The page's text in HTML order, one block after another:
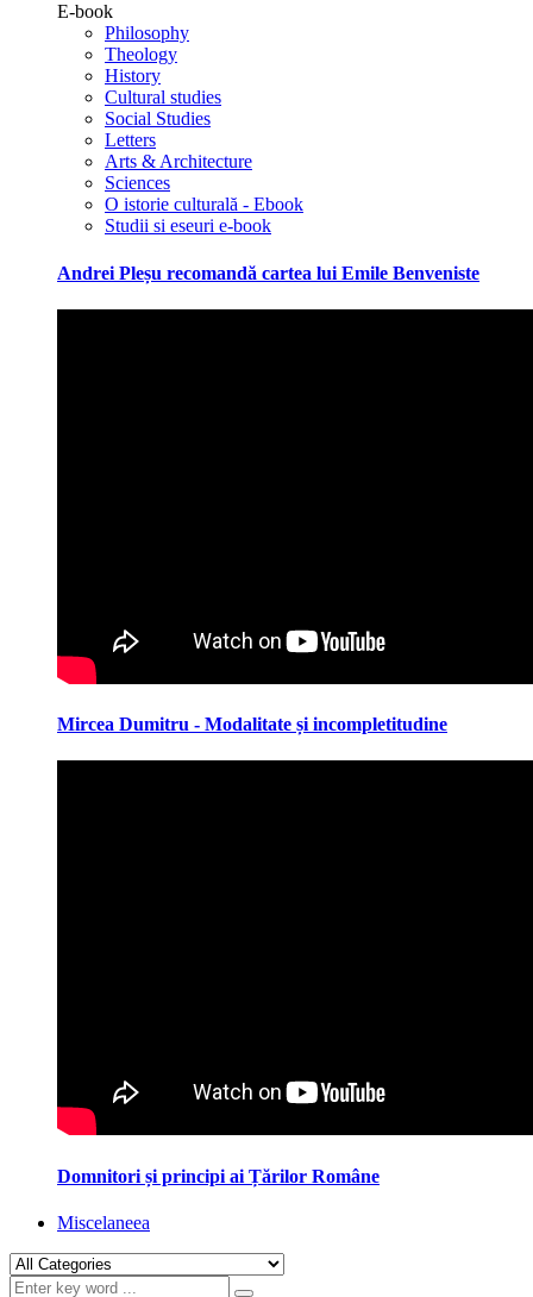
E-book
Philosophy
Theology
History
Cultural studies
Social Studies
Letters
Arts & Architecture
Sciences
O istorie culturală - Ebook
Studii si eseuri e-book
Andrei Pleșu recomandă cartea lui Emile Benveniste
Mircea Dumitru - Modalitate și incompletitudine
Domnitori și principi ai Țărilor Române
Miscelaneea